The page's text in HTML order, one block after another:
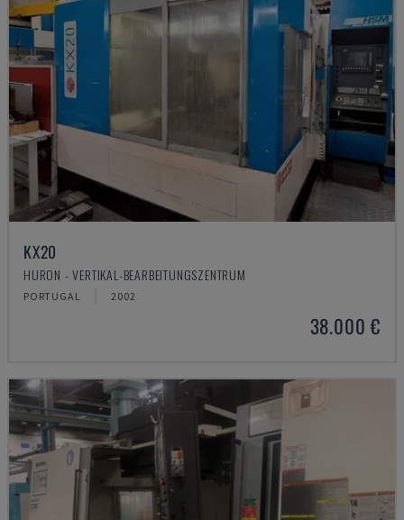
KX20
HURON - VERTIKAL-BEARBEITUNGSZENTRUM
PORTUGAL 2002
38.000 €